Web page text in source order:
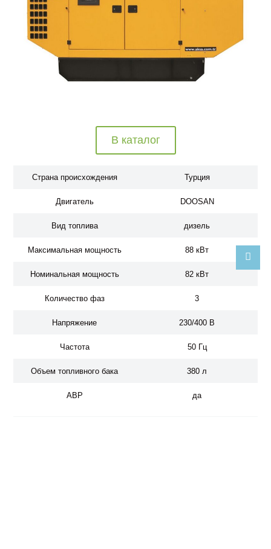
В каталог
Страна происхождения Турция
Двигатель DOOSAN
Вид топлива дизель
Максимальная мощность 88 кВт
Номинальная мощность 82 кВт
Количество фаз 3
Напряжение 230/400 В
Частота 50 Гц
Объем топливного бака 380 л
ABP да